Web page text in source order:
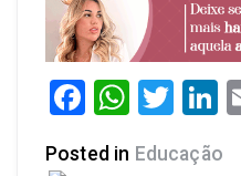
Facebook
Posted in Educação